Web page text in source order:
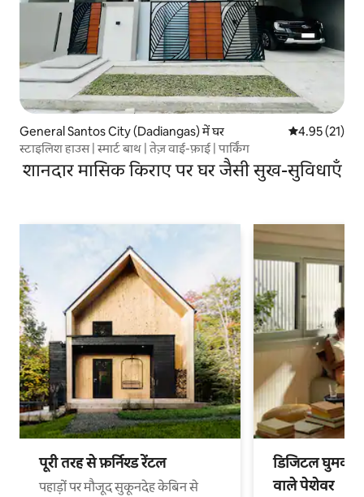
General Santos City (Dadiangas) में घर औसत रेटिंग 5 में
4.95 (21)
स्टाइलिश हाउस | स्मार्ट बाथ | तेज़ वाई-फ़ाई | पार्किंग
शानदार मासिक किराए पर घर जैसी सुख-सुविधाएँ
पूरी तरह से फ़र्निश्ड रेंटल
पहाड़ों पर मौजूद सुकूनदेह केबिन से
डिजिटल
वाले पेशेवर